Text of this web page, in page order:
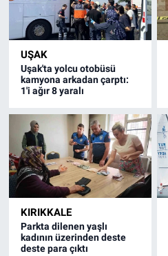
UŞAK
Uşak'ta yolcu otobüsü
kamyona arkadan çarptı:
1'i ağır 8 yaralı
KIRIKKALE
Parkta dilenen yaşlı
kadının üzerinden deste
deste para çıktı